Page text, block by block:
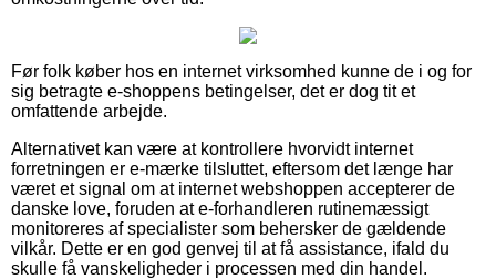
Før folk køber hos en internet virksomhed kunne de i og for
sig betragte e-shoppens betingelser, det er dog tit et
omfattende arbejde.
Alternativet kan være at kontrollere hvorvidt internet
forretningen er e-mærke tilsluttet, eftersom det længe har
været et signal om at internet webshoppen accepterer de
danske love, foruden at e-forhandleren rutinemæssigt
monitoreres af specialister som behersker de gældende
vilkår. Dette er en god genvej til at få assistance, ifald du
skulle få vanskeligheder i processen med din handel.